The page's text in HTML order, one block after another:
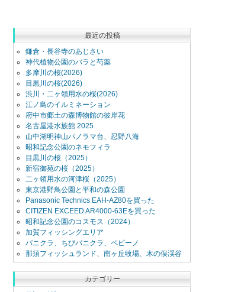
最近の投稿
鎌倉・長谷寺のあじさい
神代植物公園のバラと芍薬
多摩川の桜(2026)
目黒川の桜(2026)
渋川・二ヶ領用水の桜(2026)
江ノ島のイルミネーション
府中市郷土の森博物館の彼岸花
名古屋港水族館 2025
山中湖明神山パノラマ台、忍野八海
昭和記念公園のネモフィラ
目黒川の桜（2025）
新宿御苑の桜（2025）
二ヶ領用水の河津桜（2025）
東京港野鳥公園と平和の森公園
Panasonic Technics EAH-AZ80を買った
CITIZEN EXCEED AR4000-63Eを買った
昭和記念公園のコスモス（2024）
加賀フィッシングエリア
パニクラ、ちびパニクラ、ペピーノ
那須フィッシュランド、南ヶ丘牧場、木の俣渓谷
カテゴリー